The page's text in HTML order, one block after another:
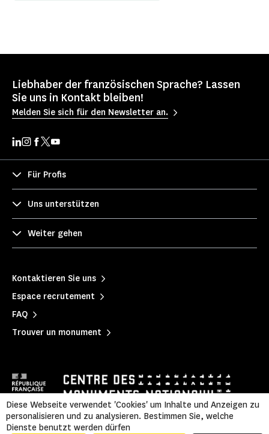
Liebhaber der französischen Sprache? Lassen
Sie uns in Kontakt bleiben!
Melden Sie sich für den Newsletter an.
Für Profis
Uns unterstützen
Weiter gehen
Kontaktieren Sie uns
Espace recrutement
FAQ
Trouver un monument
Mentions légales | Politique de confidentialité
Diese Webseite verwendet 'Cookies' um Inhalte und Anzeigen zu
personalisieren und zu analysieren. Bestimmen Sie, welche
Dienste benutzt werden dürfen